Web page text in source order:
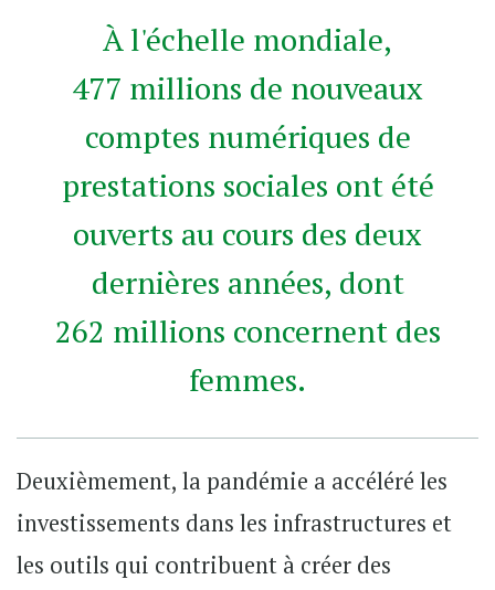
À l'échelle mondiale,
477 millions de nouveaux
comptes numériques de
prestations sociales ont été
ouverts au cours des deux
dernières années, dont
262 millions concernent des
femmes.
Deuxièmement, la pandémie a accéléré les
investissements dans les infrastructures et
les outils qui contribuent à créer des